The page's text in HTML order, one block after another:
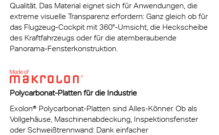
Qualität. Das Material eignet sich für Anwendungen, die
extreme visuelle Transparenz erfordern: Ganz gleich ob für
das Flugzeug-Cockpit mit 360°-Umsicht, die Heckscheibe
des Kraftfahrzeugs oder für die atemberaubende
Panorama-Fensterkonstruktion.
Polycarbonat-Platten für die Industrie
Exolon® Polycarbonat-Platten sind Alles-Könner. Ob als
Vollgehäuse, Maschinenabdeckung, Inspektionsfenster
oder Schweißtrennwand: Dank einfacher